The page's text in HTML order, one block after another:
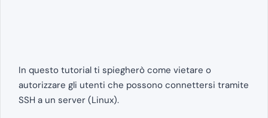
In questo tutorial ti spiegherò come vietare o
autorizzare gli utenti che possono connettersi tramite
SSH a un server (Linux).